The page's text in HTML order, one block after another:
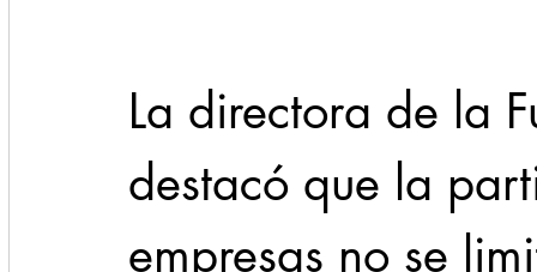
La directora de la
destacó que la
empresas no se